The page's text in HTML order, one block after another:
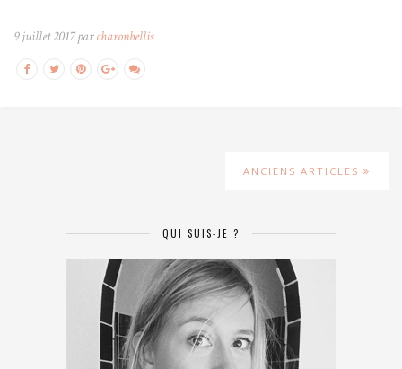
9 juillet 2017 parcharonbellis
ANCIENS ARTICLES
QUI SUIS-JE ?